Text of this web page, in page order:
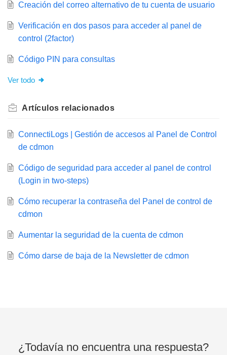
Creación del correo alternativo de tu cuenta de usuario
Verificación en dos pasos para acceder al panel de
control (2factor)
Código PIN para consultas
Ver todo
Artículos relacionados
ConnectiLogs | Gestión de accesos al Panel de Control
de cdmon
Código de seguridad para acceder al panel de control
(Login in two-steps)
Cómo recuperar la contraseña del Panel de control de
cdmon
Aumentar la seguridad de la cuenta de cdmon
Cómo darse de baja de la Newsletter de cdmon
¿Todavía no encuentra una respuesta?